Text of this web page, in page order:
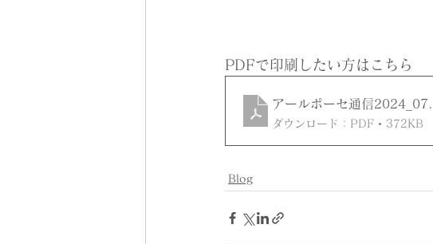
PDFで印刷したい方はこちら
アールポーセ通信2024_07
ダウンロード：PDF • 372KB
Blog